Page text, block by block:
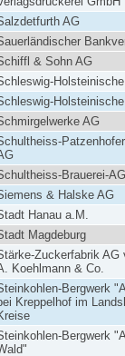
AG
& Sohn AG
AG
Brauerei-AG
& Halske AG
Hanau a.M.
Magdeburg
Zuckerfabrik AG
Koehlmann & Co.
Bergwerk
Kreppelhof im
Bergwerk